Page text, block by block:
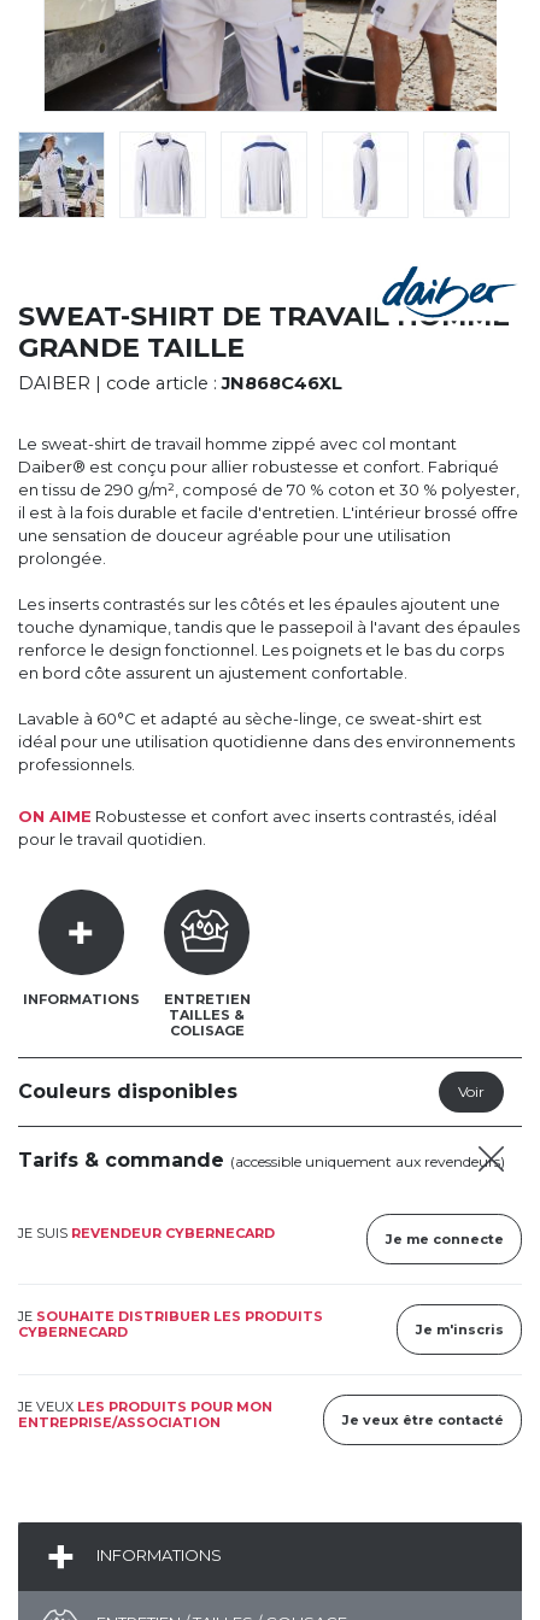
LA SOCIÉTÉ
SERVICES
ROADSHOWS, FORUM DES EXPERTS
MARQUES & CERTIFICATS
TECHNIQUES MARQUAGE
BLOG
SWEAT-SHIRT DE TRAVAIL HOMME
GRANDE TAILLE
DAIBER | code article :JN868C46XL
Le sweat-shirt de travail homme zippé avec col montant
Daiber® est conçu pour allier robustesse et confort. Fabriqué
en tissu de 290 g/m², composé de 70 % coton et 30 % polyester,
il est à la fois durable et facile d'entretien. L'intérieur brossé offre
une sensation de douceur agréable pour une utilisation
prolongée.
Les inserts contrastés sur les côtés et les épaules ajoutent une
touche dynamique, tandis que le passepoil à l'avant des épaules
renforce le design fonctionnel. Les poignets et le bas du corps
en bord côte assurent un ajustement confortable.
Lavable à 60°C et adapté au sèche-linge, ce sweat-shirt est
idéal pour une utilisation quotidienne dans des environnements
professionnels.
ON AIME Robustesse et confort avec inserts contrastés, idéal
pour le travail quotidien.
INFORMATIONS
ENTRETIEN
TAILLES &
COLISAGE
Couleurs disponibles
Tarifs & commande (accessible uniquement aux revendeurs)
JE SUIS REVENDEUR CYBERNECARD Je me connecte
JE SOUHAITE DISTRIBUER LES PRODUITS
CYBERNECARD
Je m'inscris
JE VEUX LES PRODUITS POUR MON
ENTREPRISE/ASSOCIATION
Je veux être contacté
INFORMATIONS